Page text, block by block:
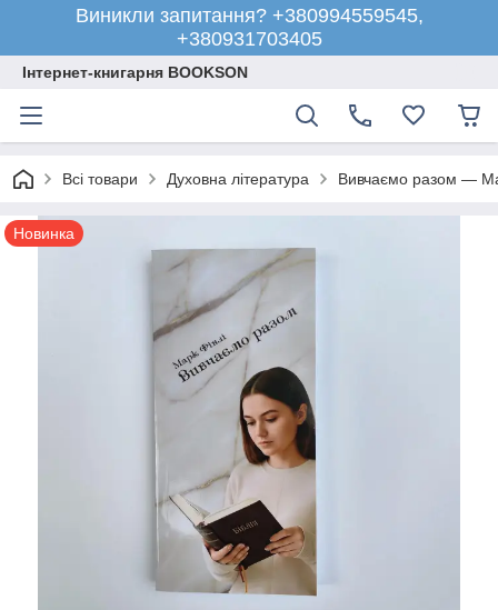
Виникли запитання? +380994559545,
+380931703405
Інтернет-книгарня BOOKSON
Всі товари Духовна література Вивчаємо разом —
Новинка